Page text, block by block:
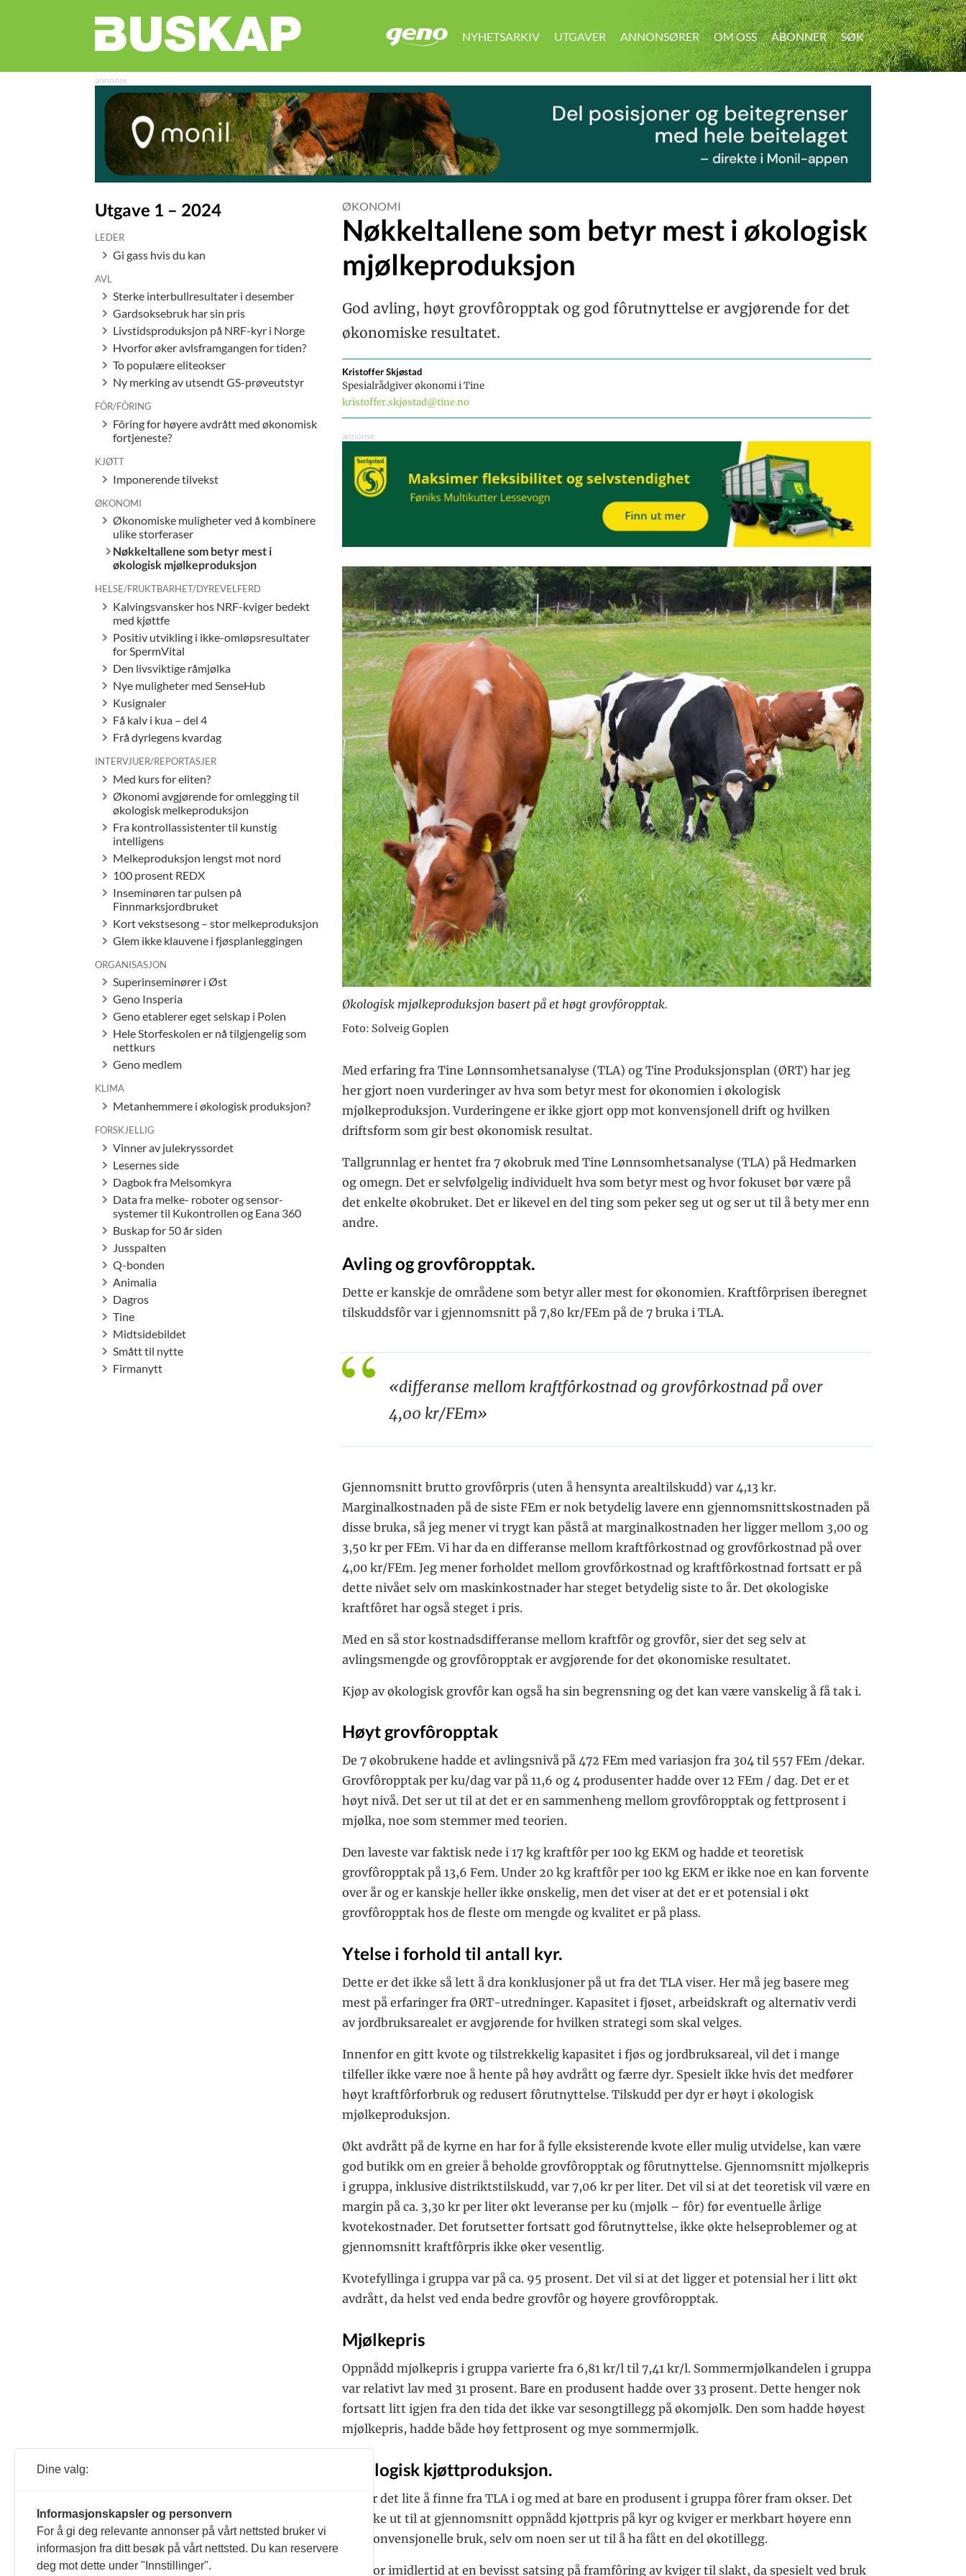
GENO NYHETSARKIV UTGAVER ANNONSØRER OM OSS ABONNER SØK
SØK
Utgave 1 – 2024
LEDER
Gi gass hvis du kan
AVL
Sterke interbullresultater i desember
Gardsoksebruk har sin pris
Livstidsproduksjon på NRF-kyr i Norge
Hvorfor øker avlsframgangen for tiden?
To populære eliteokser
Ny merking av utsendt GS-prøveutstyr
FÔR/FÔRING
Fôring for høyere avdrått med økonomisk
fortjeneste?
KJØTT
Imponerende tilvekst
ØKONOMI
Økonomiske muligheter ved å kombinere
ulike storferaser
Nøkkeltallene som betyr mest i
økologisk mjølkeproduksjon
HELSE/FRUKTBARHET/DYREVELFERD
Kalvingsvansker hos NRF-kviger bedekt
med kjøttfe
Positiv utvikling i ikke-omløpsresultater
for SpermVital
Den livsviktige råmjølka
Nye muligheter med SenseHub
Kusignaler
Få kalv i kua – del 4
Frå dyrlegens kvardag
INTERVJUER/REPORTASJER
Med kurs for eliten?
Økonomi avgjørende for omlegging til
økologisk melkeproduksjon
Fra kontrollassistenter til kunstig
intelligens
Melkeproduksjon lengst mot nord
100 prosent REDX
Inseminøren tar pulsen på
Finnmarksjordbruket
Kort vekstsesong – stor melkeproduksjon
Glem ikke klauvene i fjøsplanleggingen
ORGANISASJON
Superinseminører i Øst
Geno Insperia
Geno etablerer eget selskap i Polen
Hele Storfeskolen er nå tilgjengelig som
nettkurs
Geno medlem
KLIMA
Metanhemmere i økologisk produksjon?
FORSKJELLIG
Vinner av julekryssordet
Lesernes side
Dagbok fra Melsomkyra
Data fra melke- roboter og sensor-
systemer til Kukontrollen og Eana 360
Buskap for 50 år siden
Jusspalten
Q-bonden
Animalia
Dagros
Tine
Midtsidebildet
Smått til nytte
Firmanytt
ØKONOMI
Nøkkeltallene som betyr mest i økologisk
mjølkeproduksjon
God avling, høyt grovfôropptak og god fôrutnyttelse er avgjørende for det
økonomiske resultatet.
KristofferSkjøstad
Spesialrådgiver økonomi i Tine
kristoffer.skjøstad@tine.no
Økologisk mjølkeproduksjon basert på et høgt grovfôropptak.
Foto: Solveig Goplen
Med erfaring fra Tine Lønnsomhetsanalyse (TLA) og Tine Produksjonsplan (ØRT) har jeg
her gjort noen vurderinger av hva som betyr mest for økonomien i økologisk
mjølkeproduksjon. Vurderingene er ikke gjort opp mot konvensjonell drift og hvilken
driftsform som gir best økonomisk resultat.
Tallgrunnlag er hentet fra 7 økobruk med Tine Lønnsomhetsanalyse (TLA) på Hedmarken
og omegn. Det er selvfølgelig individuelt hva som betyr mest og hvor fokuset bør være på
det enkelte økobruket. Det er likevel en del ting som peker seg ut og ser ut til å bety mer enn
andre.
Avling og grovfôropptak.
Dette er kanskje de områdene som betyr aller mest for økonomien. Kraftfôrprisen iberegnet
tilskuddsfôr var i gjennomsnitt på 7,80 kr/FEm på de 7 bruka i TLA.
«differanse mellom kraftfôrkostnad og grovfôrkostnad på over
4,00 kr/FEm»
Gjennomsnitt brutto grovfôrpris (uten å hensynta arealtilskudd) var 4,13 kr.
Marginalkostnaden på de siste FEm er nok betydelig lavere enn gjennomsnittskostnaden på
disse bruka, så jeg mener vi trygt kan påstå at marginalkostnaden her ligger mellom 3,00 og
3,50 kr per FEm. Vi har da en differanse mellom kraftfôrkostnad og grovfôrkostnad på over
4,00 kr/FEm. Jeg mener forholdet mellom grovfôrkostnad og kraftfôrkostnad fortsatt er på
dette nivået selv om maskinkostnader har steget betydelig siste to år. Det økologiske
kraftfôret har også steget i pris.
Med en så stor kostnadsdifferanse mellom kraftfôr og grovfôr, sier det seg selv at
avlingsmengde og grovfôropptak er avgjørende for det økonomiske resultatet.
Kjøp av økologisk grovfôr kan også ha sin begrensning og det kan være vanskelig å få tak i.
Høyt grovfôropptak
De 7 økobrukene hadde et avlingsnivå på 472 FEm med variasjon fra 304 til 557 FEm /dekar.
Grovfôropptak per ku/dag var på 11,6 og 4 produsenter hadde over 12 FEm / dag. Det er et
høyt nivå. Det ser ut til at det er en sammenheng mellom grovfôropptak og fettprosent i
mjølka, noe som stemmer med teorien.
Den laveste var faktisk nede i 17 kg kraftfôr per 100 kg EKM og hadde et teoretisk
grovfôropptak på 13,6 Fem. Under 20 kg kraftfôr per 100 kg EKM er ikke noe en kan forvente
over år og er kanskje heller ikke ønskelig, men det viser at det er et potensial i økt
grovfôropptak hos de fleste om mengde og kvalitet er på plass.
Ytelse i forhold til antall kyr.
Dette er det ikke så lett å dra konklusjoner på ut fra det TLA viser. Her må jeg basere meg
mest på erfaringer fra ØRT-utredninger. Kapasitet i fjøset, arbeidskraft og alternativ verdi
av jordbruksarealet er avgjørende for hvilken strategi som skal velges.
Innenfor en gitt kvote og tilstrekkelig kapasitet i fjøs og jordbruksareal, vil det i mange
tilfeller ikke være noe å hente på høy avdrått og færre dyr. Spesielt ikke hvis det medfører
høyt kraftfôrforbruk og redusert fôrutnyttelse. Tilskudd per dyr er høyt i økologisk
mjølkeproduksjon.
Økt avdrått på de kyrne en har for å fylle eksisterende kvote eller mulig utvidelse, kan være
god butikk om en greier å beholde grovfôropptak og fôrutnyttelse. Gjennomsnitt mjølkepris
i gruppa, inklusive distriktstilskudd, var 7,06 kr per liter. Det vil si at det teoretisk vil være en
margin på ca. 3,30 kr per liter økt leveranse per ku (mjølk – fôr) før eventuelle årlige
kvotekostnader. Det forutsetter fortsatt god fôrutnyttelse, ikke økte helseproblemer og at
gjennomsnitt kraftfôrpris ikke øker vesentlig.
Kvotefyllinga i gruppa var på ca. 95 prosent. Det vil si at det ligger et potensial her i litt økt
avdrått, da helst ved enda bedre grovfôr og høyere grovfôropptak.
Mjølkepris
Oppnådd mjølkepris i gruppa varierte fra 6,81 kr/l til 7,41 kr/l. Sommermjølkandelen i gruppa
var relativt lav med 31 prosent. Bare en produsent hadde over 33 prosent. Dette henger nok
fortsatt litt igjen fra den tida det ikke var sesongtillegg på økomjølk. Den som hadde høyest
mjølkepris, hadde både høy fettprosent og mye sommermjølk.
Økologisk kjøttproduksjon.
Her er det lite å finne fra TLA i og med at bare en produsent i gruppa fôrer fram okser. Det
ser ikke ut til at gjennomsnitt oppnådd kjøttpris på kyr og kviger er merkbart høyere enn
hos konvensjonelle bruk, selv om noen ser ut til å ha fått en del økotillegg.
Jeg tror imidlertid at en bevisst satsing på framfôring av kviger til slakt, da spesielt ved bruk
Dine valg:
Informasjonskapsler og personvern
For å gi deg relevante annonser på vårt nettsted bruker vi
informasjon fra ditt besøk på vårt nettsted. Du kan reservere
deg mot dette under "Innstillinger".